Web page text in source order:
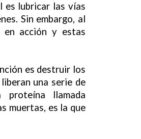
es lubricar las vías
Sin embargo, al
en acción y estas
es destruir los
una serie de
proteína llamada
muertas, es la que